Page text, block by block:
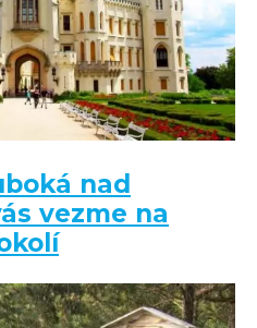
nad
vezme na